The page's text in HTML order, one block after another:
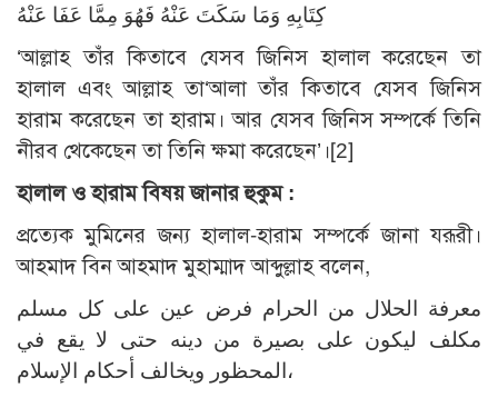
كِتَابِهِ وَمَا سَكَتَ عَنْهُ فَهُوَ مِمَّا عَفَا عَنْهُ
‘আল্লাহ তাঁর কিতাবে যেসব জিনিস হালাল করেছেন তা
হালাল এবং আল্লাহ তা‘আলা তাঁর কিতাবে যেসব জিনিস
হারাম করেছেন তা হারাম। আর যেসব জিনিস সম্পর্কে তিনি
নীরব থেকেছেন তা তিনি ক্ষমা করেছেন’।[2]
হালাল ও হারাম বিষয় জানার হুকুম :
প্রত্যেক মুমিনের জন্য হালাল-হারাম সম্পর্কে জানা যরূরী।
আহমাদ বিন আহমাদ মুহাম্মাদ আব্দুল্লাহ বলেন,
معرفة الحلال من الحرام فرض عين على كل مسلم
مكلف ليكون على بصيرة من دينه حتى لا يقع في
المحظور ويخالف أحكام الإسلام،